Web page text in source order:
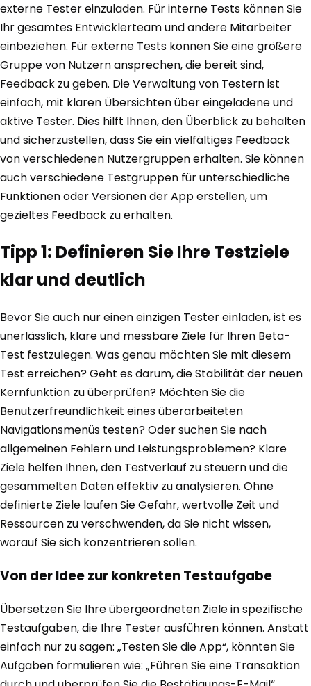
externe Tester einzuladen. Für interne Tests können Sie
Ihr gesamtes Entwicklerteam und andere Mitarbeiter
einbeziehen. Für externe Tests können Sie eine größere
Gruppe von Nutzern ansprechen, die bereit sind,
Feedback zu geben. Die Verwaltung von Testern ist
einfach, mit klaren Übersichten über eingeladene und
aktive Tester. Dies hilft Ihnen, den Überblick zu behalten
und sicherzustellen, dass Sie ein vielfältiges Feedback
von verschiedenen Nutzergruppen erhalten. Sie können
auch verschiedene Testgruppen für unterschiedliche
Funktionen oder Versionen der App erstellen, um
gezieltes Feedback zu erhalten.
Tipp 1: Definieren Sie Ihre Testziele
klar und deutlich
Bevor Sie auch nur einen einzigen Tester einladen, ist es
unerlässlich, klare und messbare Ziele für Ihren Beta-
Test festzulegen. Was genau möchten Sie mit diesem
Test erreichen? Geht es darum, die Stabilität der neuen
Kernfunktion zu überprüfen? Möchten Sie die
Benutzerfreundlichkeit eines überarbeiteten
Navigationsmenüs testen? Oder suchen Sie nach
allgemeinen Fehlern und Leistungsproblemen? Klare
Ziele helfen Ihnen, den Testverlauf zu steuern und die
gesammelten Daten effektiv zu analysieren. Ohne
definierte Ziele laufen Sie Gefahr, wertvolle Zeit und
Ressourcen zu verschwenden, da Sie nicht wissen,
worauf Sie sich konzentrieren sollen.
Von der Idee zur konkreten Testaufgabe
Übersetzen Sie Ihre übergeordneten Ziele in spezifische
Testaufgaben, die Ihre Tester ausführen können. Anstatt
einfach nur zu sagen: „Testen Sie die App“, könnten Sie
Aufgaben formulieren wie: „Führen Sie eine Transaktion